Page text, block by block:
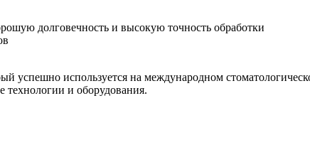
долговечность и высокую точность обработки
успешно используется на международном
технологии и оборудования.